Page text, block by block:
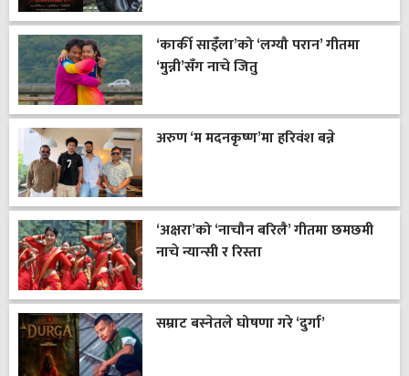
‘कार्की साइँला’को ‘लग्यौ परान’ गीतमा
‘मुन्नी’सँग नाचे जितु
अरुण ‘म मदनकृष्ण’मा हरिवंश बन्ने
‘अक्षरा’को ‘नाचौन बरिलै’ गीतमा छमछमी
नाचे न्यान्सी र रिस्ता
सम्राट बस्नेतले घोषणा गरे ‘दुर्गा’